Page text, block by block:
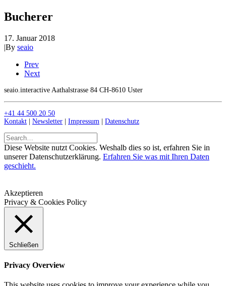
Bucherer
17. Januar 2018
|By seaio
Prev
Next
seaio.interactive Aathalstrasse 84 CH-8610 Uster
+41 44 500 20 50
Kontakt
Newsletter Impressum Datenschutz
Diese Website nutzt Cookies. Weshalb dies so ist, erfahren Sie in
unserer Datenschutzerklärung. Erfahren Sie was mit Ihren Daten
geschieht.
Akzeptieren
Privacy & Cookies Policy
Schließen
Privacy Overview